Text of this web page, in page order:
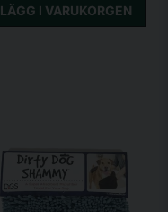
LÄGG I VARUKORGEN